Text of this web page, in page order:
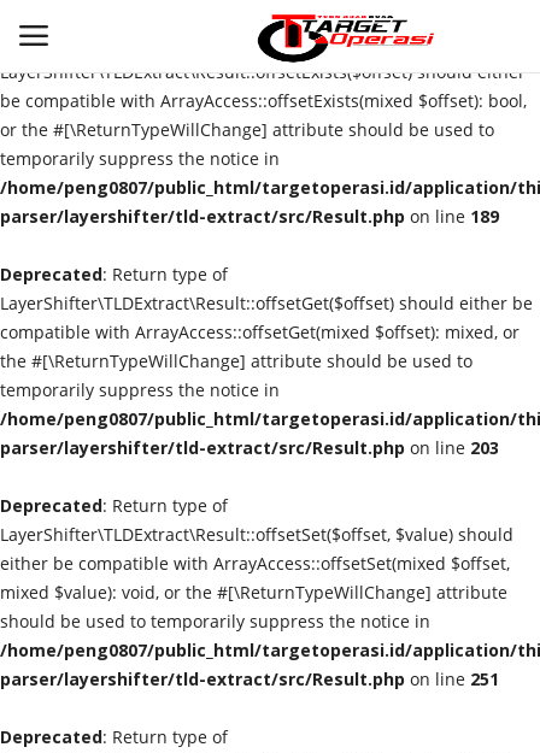
Deprecated
LayerShifter\TLDExtract\Result::offsetExists($offset) should either
be compatible with ArrayAccess::offsetExists(mixed $offset): bool,
or the #[\ReturnTypeWillChange] attribute should be used to
temporarily suppress the notice in
/home/peng0807/public_html/targetoperasi.id/application/
parser/layershifter/tld-extract/src/Result.php on line 189
Deprecated: Return type of
LayerShifter\TLDExtract\Result::offsetGet($offset) should either be
compatible with ArrayAccess::offsetGet(mixed $offset): mixed, or
the #[\ReturnTypeWillChange] attribute should be used to
temporarily suppress the notice in
/home/peng0807/public_html/targetoperasi.id/application/
parser/layershifter/tld-extract/src/Result.php on line 203
Deprecated: Return type of
LayerShifter\TLDExtract\Result::offsetSet($offset, $value) should
either be compatible with ArrayAccess::offsetSet(mixed $offset,
mixed $value): void, or the #[\ReturnTypeWillChange] attribute
should be used to temporarily suppress the notice in
/home/peng0807/public_html/targetoperasi.id/application/
parser/layershifter/tld-extract/src/Result.php on line 251
Deprecated: Return type of
Login Register
Home
Contact
NASIONAL
INTERNASIONAL
TO.CHANEL
TO.NETWORK